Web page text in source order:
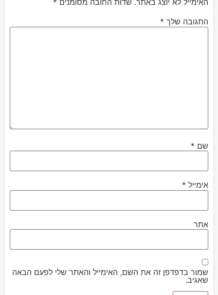
האימייל לא יוצג באתר. שדות החובה מסומנים *
התגובה שלך *
שם *
אימייל *
אתר
שמור בדפדפן זה את השם, האימייל והאתר שלי לפעם הבאה
שאגיב.